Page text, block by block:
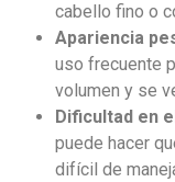
cabello fino o
Apariencia
uso frecuente
volumen y se
Dificultad en
puede hacer
difícil de